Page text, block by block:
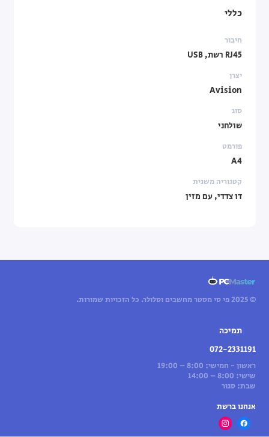
כללי
חיבור
RJ45 רשת, USB
יצרן
Avision
סוג
שולחני
פורמט
A4
קטגוריה משנית
דו צדדי, עם מזין
© 2025 פי סי מסטר מחשבים וסלולר. כל הזכויות שמורות.
תמיכה
072-2331191
ראשון - חמישי: 8:00 – 19:00
שישי: 8:00 – 14:00
שבת: סגור
אנחנו ברשת